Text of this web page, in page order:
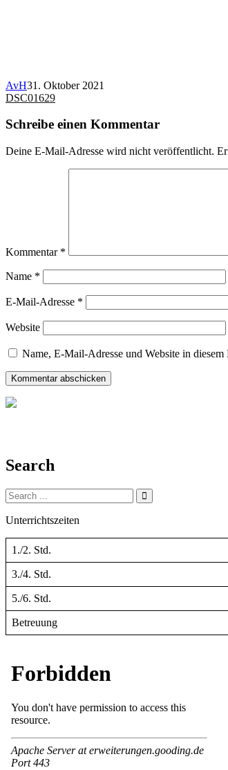
AvH31. Oktober 2021
Beitragsnavigation
DSC01629
Schreibe einen Kommentar
Deine E-Mail-Adresse wird nicht veröffentlicht.
Kommentar *
Name *
E-Mail-Adresse *
Website
Name, E-Mail-Adresse und Website in
Search
Search
for:
Unterrichtszeiten
1./2. Std.
3./4. Std.
5./6. Std.
Betreuung